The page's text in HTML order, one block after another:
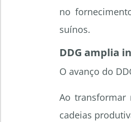
no
suínos.
DDG amplia
O avanço do
Ao
cadeias